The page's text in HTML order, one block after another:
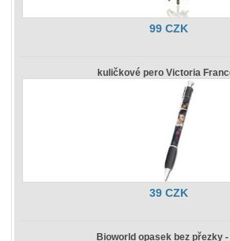
99 CZK
kuličkové pero Victoria
39 CZK
Bioworld opasek bez přezky